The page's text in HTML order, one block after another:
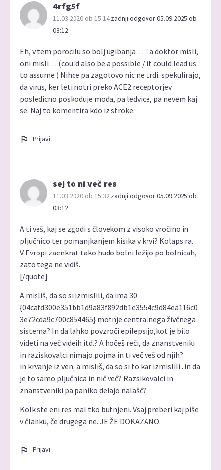
4rfg5f
11.03.2020 ob 15:14 zadnji odgovor 05.09.2025 ob
03:12
Eh, v tem porocilu so bolj ugibanja… Ta doktor misli,
oni misli… (could also be a possible / it could lead us
to assume ) Nihce pa zagotovo nic ne trdi. spekulirajo,
da virus, ker leti notri preko ACE2 receptorjev
posledicno poskoduje moda, pa ledvice, pa nevem kaj
se. Naj to komentira kdo iz stroke.
Prijavi
sej to ni več res
11.03.2020 ob 15:32 zadnji odgovor 05.09.2025 ob
03:12
A ti veš, kaj se zgodi s človekom z visoko vročino in
pljučnico ter pomanjkanjem kisika v krvi? Kolapsira.
V Evropi zaenkrat tako hudo bolni ležijo po bolnicah,
zato tega ne vidiš.
[/quote]
A misliš, da so si izmislili, da ima 30
{04cafd300e351bb1d9a83f892db1e3554c9d84ea116c0
3e72cda9c700c854465} motnje centralnega živčnega
sistema? In da lahko povzroči epilepsijo,kot je bilo
videti na več videih itd.? A hočeš reči, da znanstveniki
in raziskovalci nimajo pojma in ti več veš od njih?
in krvanje iz ven, a misliš, da so si to kar izmislili.. in da
je to samo pljučnica in nič več? Razsikovalci in
znanstveniki pa paniko delajo nalašč?
Kolk ste eni res mal tko butnjeni. Vsaj preberi kaj piše
v članku, če drugega ne. JE ŽE DOKAZANO.
Prijavi